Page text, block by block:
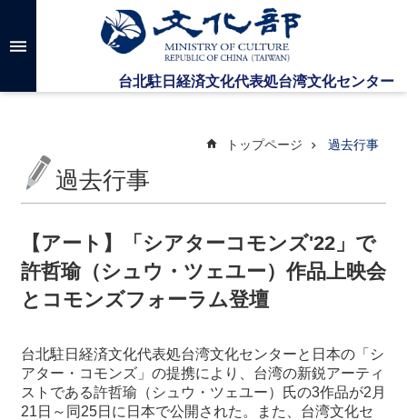
メインのコンテンツブロックにジャンプします
高
検
台
セ
ン
タ
に
つ
い
て
トップページ 過去行事
過去行事
【アート】「シアターコモンズ'22」で
許哲瑜（シュウ・ツェユー）作品上映会
とコモンズフォーラム登壇
台北駐日経済文化代表処台湾文化センターと日本の「シ
アター・コモンズ」の提携により、台湾の新鋭アーティ
ストである許哲瑜（シュウ・ツェユー）氏の3作品が2月
21日～同25日に日本で公開された。また、台湾文化セ